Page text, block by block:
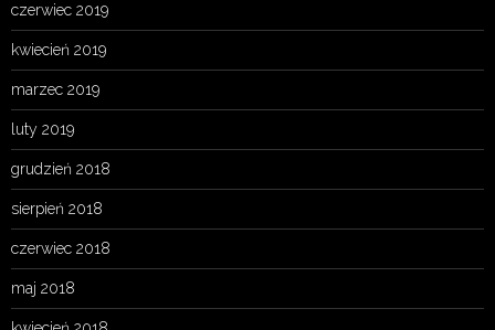
czerwiec 2019
kwiecień 2019
marzec 2019
luty 2019
grudzień 2018
sierpień 2018
czerwiec 2018
maj 2018